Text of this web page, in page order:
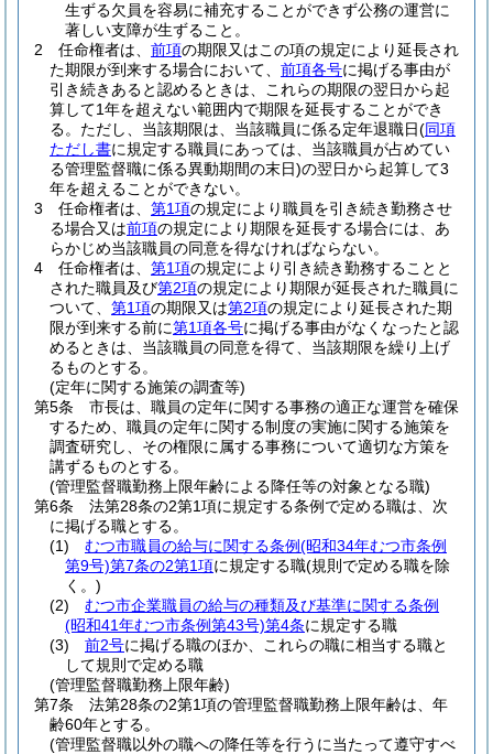
生ずる欠員を容易に補充することができず公務の運営に
著しい支障が生ずること。
2
任命権者は、 前項の期限又はこの項の規定により延長され
た期限が到来する場合において、 前項各号に掲げる事由が
引き続きあると認めるときは、これらの期限の翌日から起
算して1年を超えない範囲内で期限を延長することができ
る。 ただし、当該期限は、当該職員に係る定年退職日(同項
ただし書に規定する職員にあっては、当該職員が占めてい
る管理監督職に係る異動期間の末日)の翌日から起算して3
年を超えることができない。
3
任命権者は、 第1項の規定により職員を引き続き勤務させ
る場合又は前項の規定により期限を延長する場合には、あ
らかじめ当該職員の同意を得なければならない。
4
任命権者は、 第1項の規定により引き続き勤務することと
された職員及び第2項の規定により期限が延長された職員に
ついて、 第1項の期限又は第2項の規定により延長された期
限が到来する前に第1項各号に掲げる事由がなくなったと認
めるときは、当該職員の同意を得て、当該期限を繰り上げ
るものとする。
(定年に関する施策の調査等)
第5条
市長は、職員の定年に関する事務の適正な運営を確保
するため、職員の定年に関する制度の実施に関する施策を
調査研究し、その権限に属する事務について適切な方策を
講ずるものとする。
(管理監督職勤務上限年齢による降任等の対象となる職)
第6条
法第28条の2第1項に規定する条例で定める職は、次
に掲げる職とする。
(1)
むつ市職員の給与に関する条例(昭和34年むつ市条例
第9号)第7条の2第1項に規定する職(規則で定める職を除
く。)
(2)
むつ市企業職員の給与の種類及び基準に関する条例
(昭和41年むつ市条例第43号)第4条に規定する職
(3)
前2号に掲げる職のほか、これらの職に相当する職と
して規則で定める職
(管理監督職勤務上限年齢)
第7条
法第28条の2第1項の管理監督職勤務上限年齢は、年
齢60年とする。
(管理監督職以外の職への降任等を行うに当たって遵守すべ